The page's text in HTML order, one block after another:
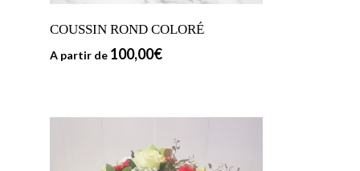
COUSSIN ROND COLORÉ
A partir de 100,00€